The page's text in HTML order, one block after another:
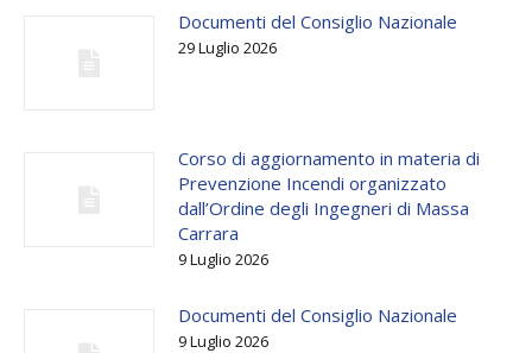
Documenti del Consiglio Nazionale
29 Luglio 2026
Corso di aggiornamento in materia di
Prevenzione Incendi organizzato
dall’Ordine degli Ingegneri di Massa
Carrara
9 Luglio 2026
Documenti del Consiglio Nazionale
9 Luglio 2026